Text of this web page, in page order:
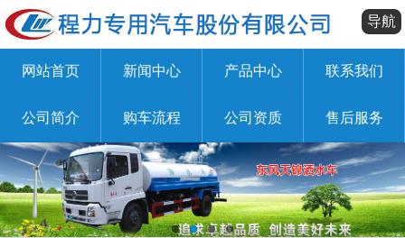
导航
网站首页 新闻中心 产品中心 联系我们
公司简介 购车流程 公司资质 售后服务